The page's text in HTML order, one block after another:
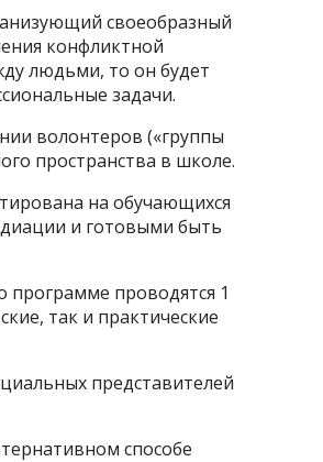
своеобразный
конфликтной
людьми, то он будет
задачи.
волонтеров («группы
пространства в школе.
на обучающихся
и готовыми быть
программе проводятся 1
так и практические
представителей
способе